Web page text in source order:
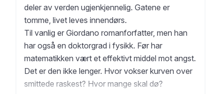
deler av verden ugjenkjennelig. Gatene er
tomme, livet leves innendørs.
Til vanlig er Giordano romanforfatter, men han
har også en doktorgrad i fysikk. Før har
matematikken vært et effektivt middel mot angst.
Det er den ikke lenger. Hvor vokser kurven over
smittede raskest? Hvor mange skal dø?